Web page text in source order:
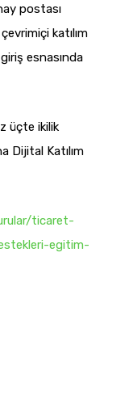
postası
katılım
esnasında
üçte ikilik
Dijital Katılım
ticaret-
egitim-